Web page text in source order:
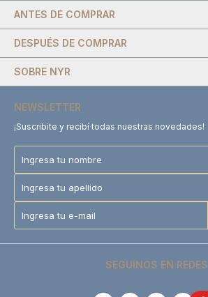
DESPUÉS DE COMPRAR
SOBRE NYR
ANTES DE COMPRAR
NEWSLETTER
¡Suscribite y recibí todas nuestras novedades!
SEGUINOS EN REDES